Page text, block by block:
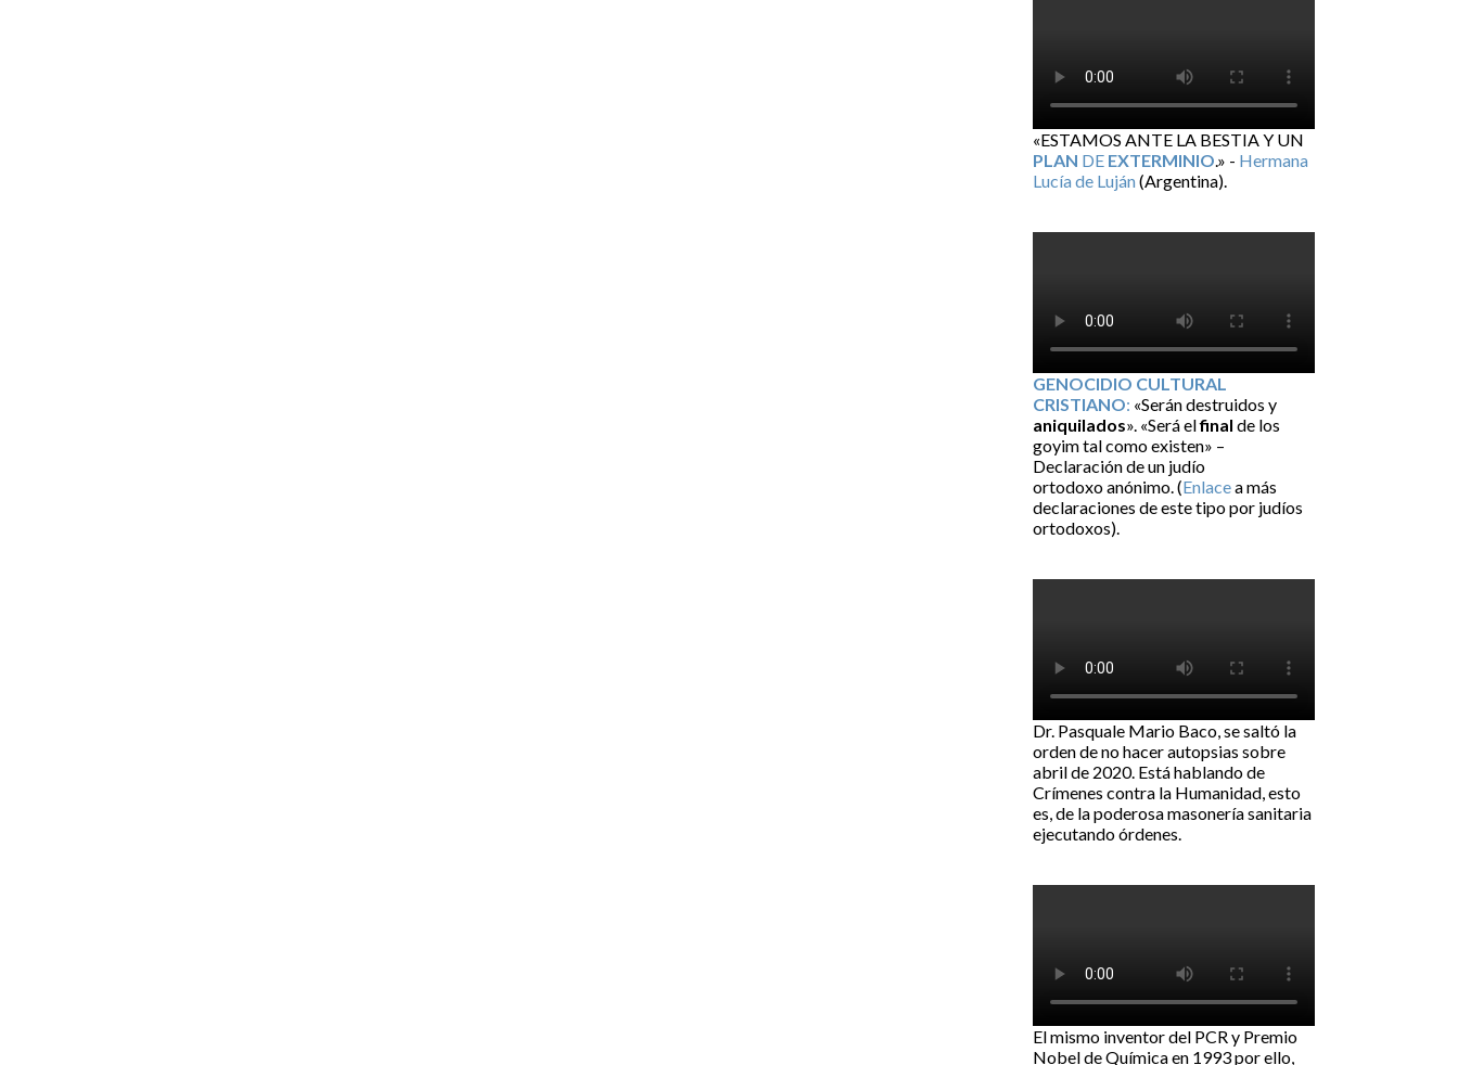
«ESTAMOS ANTE LA BESTIA Y UN
PLAN DE EXTERMINIO.» - Hermana
Lucía de Luján(Argentina).
GENOCIDIO CULTURAL
CRISTIANO: «Serán destruidos y
aniquilados». «Será elfinal de los
goyim tal como existen» –
Declaración de un judío
ortodoxo anónimo. (Enlacea más
declaraciones de este tipo por judíos
ortodoxos).
Dr. Pasquale Mario Baco, se saltó la
orden de no hacer autopsias sobre
abril de 2020. Está hablando de
Crímenes contra la Humanidad, esto
es, de la poderosa masonería sanitaria
ejecutando órdenes.
El mismo inventor del PCR y Premio
Nobel de Química en 1993 por ello,